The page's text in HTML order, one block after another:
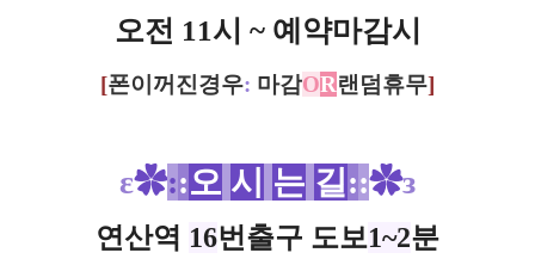
오전 11시 ~ 예약마감시
[폰이꺼진경우: 마감OR랜덤휴무]
ε✿::오 시 는 길 ::✿з
연산역 16번출구 도보1~2분